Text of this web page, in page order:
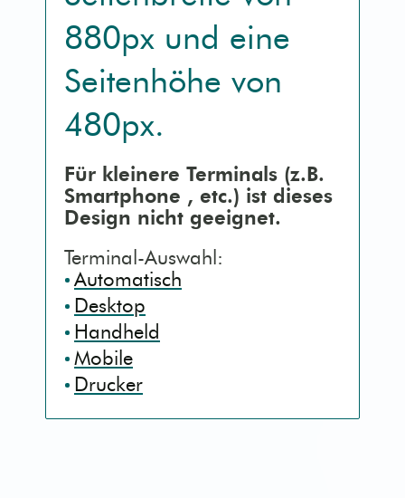
Kontaktseite [3]
Sitemap [4]
Detailsuche [5]
Erklärung [9]
Mobile (Handy)
Barrierefrei (AA)
Druck (Vorschau)
880px und eine
Seitenhöhe von
480px.
Für kleinere Terminals (z.B.
Smartphone , etc.) ist dieses
Design nicht geeignet.
Terminal-Auswahl:
Automatisch
Desktop
Handheld
Mobile
Drucker